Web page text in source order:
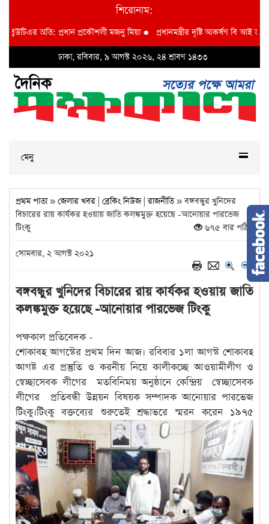
শিরোনাম:
অতি: প্রধান প্রকৌশলী মজনু মিয়া●প্রধানমন্ত্রীর দৃষ্টি আকর্ষণ বি আই ডব্লুভিইউ-
ঢাকা, রবিবার, ৯ আগস্ট ২০২৬, ২৪ শ্রাবণ ১৪৩৩
মেনু
প্রথম পাতা» জেলার খবর ব্রেকিং নিউজ|রাজনীতি» বঙ্গবন্ধুর খুনিদের
বিচারের রায় কার্যকর হওয়ায় জাতি কলঙ্কমুক্ত হয়েছে -আনোয়ার পারভেজ
টিংকু
৬৭৫ বার পঠিত
সোমবার, ২ আগস্ট ২০২১
বঙ্গবন্ধুর খুনিদের বিচারের রায় কার্যকর হওয়ায় জাতি
কলঙ্কমুক্ত হয়েছে -আনোয়ার পারভেজ টিংকু
পক্ষকাল প্রতিবেদক -
শোকাবহ আগস্টের প্রথম দিন আজ। রবিবার ১লা আগস্ট শোকাবহ
আগষ্ট এর প্রস্তুতি ও করনীয় নিয়ে কালীকচ্ছে আওয়ামীলীগ ও
স্বেচ্ছাসেবক লীগের মতবিনিময় অনুষ্ঠানে কেন্দ্রিয় স্বেচ্ছাসেবক
লীগের প্রতিবন্ধী উন্নয়ন বিষয়ক সম্পাদক আনোয়ার পারভেজ
টিংকু।টিংকু বক্তব্যের শুরুতেই শ্রদ্ধাভরে স্মরন করেন ১৯৭৫